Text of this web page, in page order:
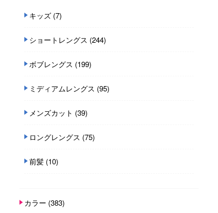
キッズ (7)
ショートレングス (244)
ボブレングス (199)
ミディアムレングス (95)
メンズカット (39)
ロングレングス (75)
前髪 (10)
カラー (383)